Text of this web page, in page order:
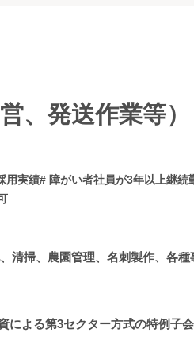
、発送作業等
用実績# 障がい者社員が3年以上継続
掃、農園管理、名刺製作、各種
よる第3セクター方式の特例子